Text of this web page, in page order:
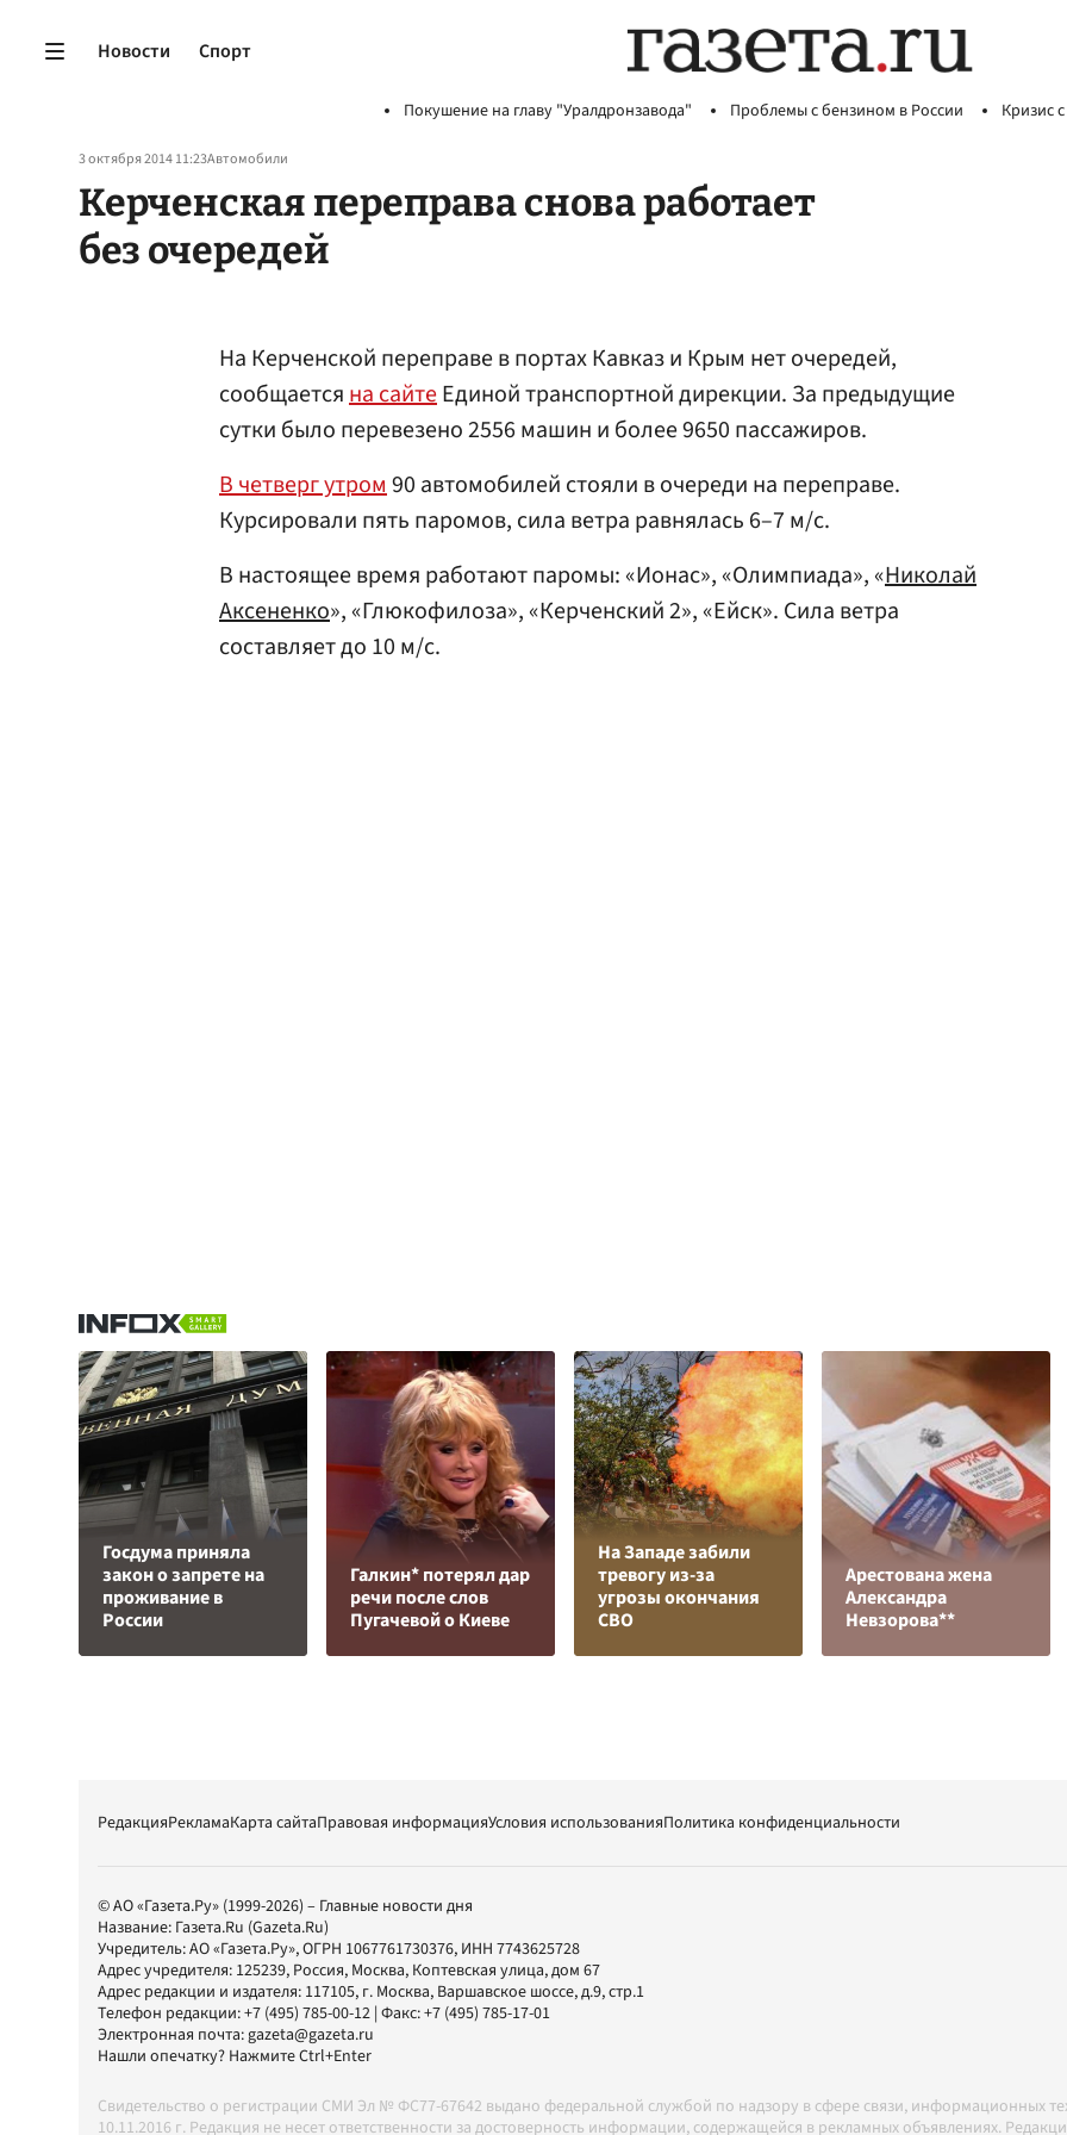
Новости Спорт
Покушение на главу "Уралдронзавода" Проблемы с бензином в России Кризис
3 октября 2014 11:23Автомобили
Керченская переправа снова работает
без очередей
На Керченской переправе в портах Кавказ и Крым нет очередей,
сообщаетсяна сайтеЕдиной транспортной дирекции. За предыдущие
сутки было перевезено 2556 машин и более 9650 пассажиров.
В четверг утром90 автомобилей стояли в очереди на переправе.
Курсировали пять паромов, сила ветра равнялась 6–7 м/с.
В настоящее время работают паромы: «Ионас», «Олимпиада», «Николай
Аксененко», «Глюкофилоза», «Керченский 2», «Ейск». Сила ветра
составляет до 10 м/с.
Госдума приняла
закон о запрете на
проживание в
России
Галкин* потерял дар
речи после слов
Пугачевой о Киеве
На Западе забили
тревогу из-за
угрозы окончания
СВО
Арестована жена
Александра
Невзорова**
РедакцияРекламаКарта сайтаПравовая информацияУсловия использованияПолитика конфиденциальности
© АО «Газета.Ру» (1999-2026) – Главные новости дня
Название: Газета.Ru (Gazeta.Ru)
Учредитель:АО «Газета.Ру», ОГРН 1067761730376, ИНН 7743625728
Адрес учредителя: 125239, Россия, Москва, Коптевская улица, дом 67
Адрес редакции и издателя: 117105, г. Москва, Варшавское шоссе, д.9, стр.1
Телефон редакции:+7 (495) 785-00-12 | Факс:+7 (495) 785-17-01
Электронная почта:gazeta@gazeta.ru
Нашли опечатку? Нажмите Ctrl+Enter
Свидетельство о регистрации СМИ Эл № ФС77-67642 выдано федеральной службой по надзору в сфере связи, информационных
10.11.2016 г. Редакция не несет ответственности за достоверность информации, содержащейся в рекламных объявлениях.